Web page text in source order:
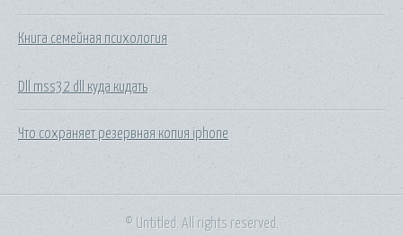
Книга семейная психология
Dll mss32 dll куда кидать
Что сохраняет резервная копия iphone
© Untitled. All rights reserved.